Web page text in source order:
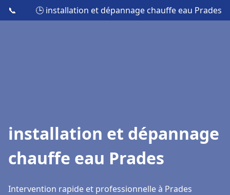
📞 🕒 installation et dépannage chauffe eau Prades
installation et dépannage
chauffe eau Prades
Intervention rapide et professionnelle à Prades